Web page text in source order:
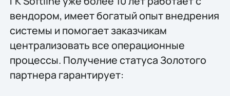
вендором, имеет богатый опыт внедрения
системы и помогает заказчикам
централизовать все операционные
процессы. Получение статуса Золотого
партнера гарантирует: